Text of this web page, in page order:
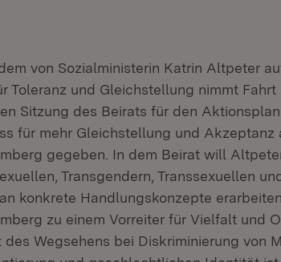
von Sozialministerin Katrin Altpeter
Toleranz und Gleichstellung nimmt
Sitzung des Beirats für den
für mehr Gleichstellung und
gegeben. In dem Beirat will
Transgendern, Transsexuellen
konkrete Handlungskonzepte
zu einem Vorreiter für Vielfalt und
des Wegsehens bei Diskriminierung von